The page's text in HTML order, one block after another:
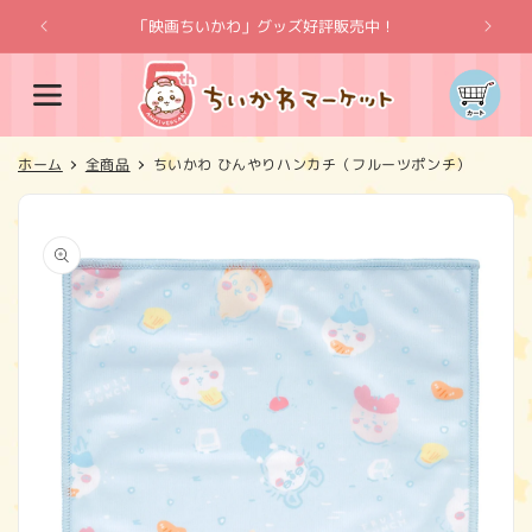
ンツに
進む
「映画ちいかわ」グッズ好評販売中！
カ
ー
ト
ホーム 全商品 ちいかわ ひんやりハンカチ（フルーツポンチ）
報にス
キップ